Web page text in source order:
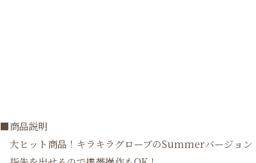
■商品説明
大ヒット商品！キラキラグローブのSummerバージョン